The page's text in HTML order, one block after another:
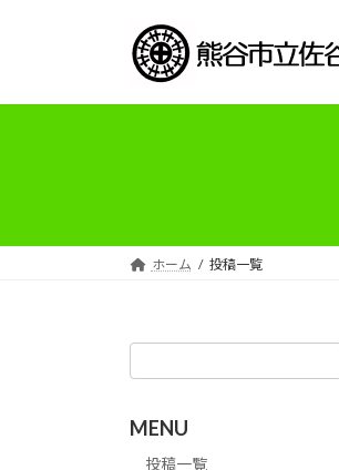
プ
動
ホーム 投稿一覧
MENU
投稿一覧